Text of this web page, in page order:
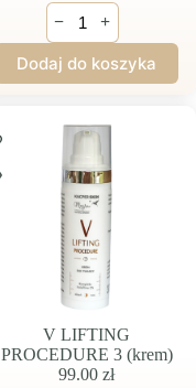
ilość
V
LIFTING
PROCEDURE
1
− +
Dodaj do koszyka
V LIFTING
PROCEDURE 3 (krem)
99.00 zł